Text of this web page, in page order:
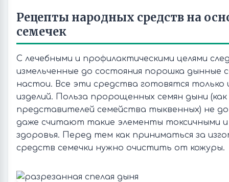
Рецепты народных средств на
семечек
С лечебными и профилактическими целями
измельченные до состояния порошка дынные
настои. Все эти средства готовятся только
изделий. Польза пророщенных семян дыни (как
представителей семейства тыквенных) не
даже считают такие элементы токсичными и
здоровья. Перед тем как приниматься за
средств семечки нужно очистить от кожуры.